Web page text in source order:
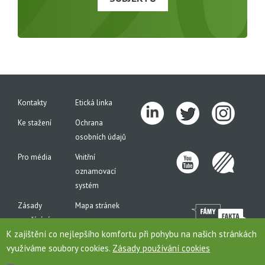
Kontakty
Etická linka
Ke stažení
Ochrana
osobních údajů
Pro média
Vnitřní
oznamovací
systém
Zásady
používání
cookies
Mapa stránek
K zajištění co nejlepšího komfortu při pohybu na našich stránkách
využíváme soubory cookies. Zásady používání cookies